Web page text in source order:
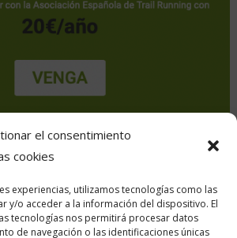
el consentimiento
cookies
experiencias, utilizamos tecnologías como las
y/o acceder a la información del dispositivo. El
tecnologías nos permitirá procesar datos
de navegación o las identificaciones únicas